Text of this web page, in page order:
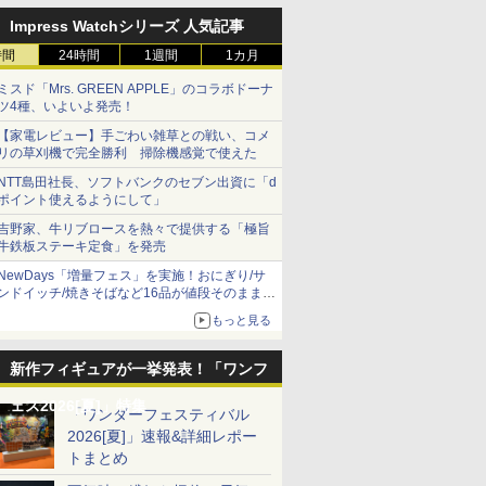
Impress Watchシリーズ 人気記事
24時間 1週間 1カ月
スド「Mrs. GREEN APPLE」のコラボドーナ
4種、いよいよ発売！
家電レビュー】手ごわい雑草との戦い、コメ
の草刈機で完全勝利 掃除機感覚で使えた
島田社長、ソフトバンクのセブン出資に「d
イント使えるようにして」
野家、牛リブロースを熱々で提供する「極旨
鉄板ステーキ定食」を発売
「増量フェス」を実施！おにぎり/サ
ドイッチ/焼きそばなど16品が値段そのままで
もっと見る
新作フィギュアが一挙発表！「ワンフ
ェス2026[夏]」特集「ワンダーフェスティバル
2026[夏]」速報&詳細レポー
トまとめ